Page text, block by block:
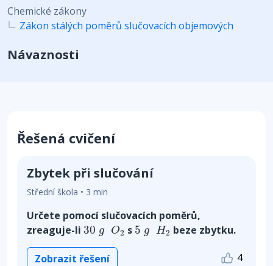
Chemické zákony
Zákon stálých poměrů slučovacích objemových
Návaznosti
Řešená cvičení
Zbytek při slučování
Střední škola • 3 min
Určete pomocí slučovacích poměrů,
zreaguje-li 30 g O2
30gO2 s 5 g H2
5gH2 beze zbytku.
Zobrazit řešení 4